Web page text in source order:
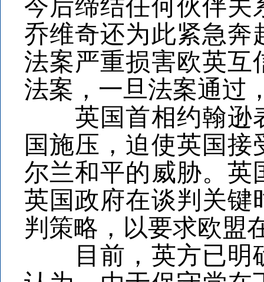
今后缔结任何伙伴关
乔维奇还为此紧急奔
法案严重损害欧英互
法案，一旦法案通过
英国首相约翰逊表
国施压，迫使英国
尔兰和平的威胁。英
英国政府在谈判关键
判策略，以要求欧盟
目前，英方已明确